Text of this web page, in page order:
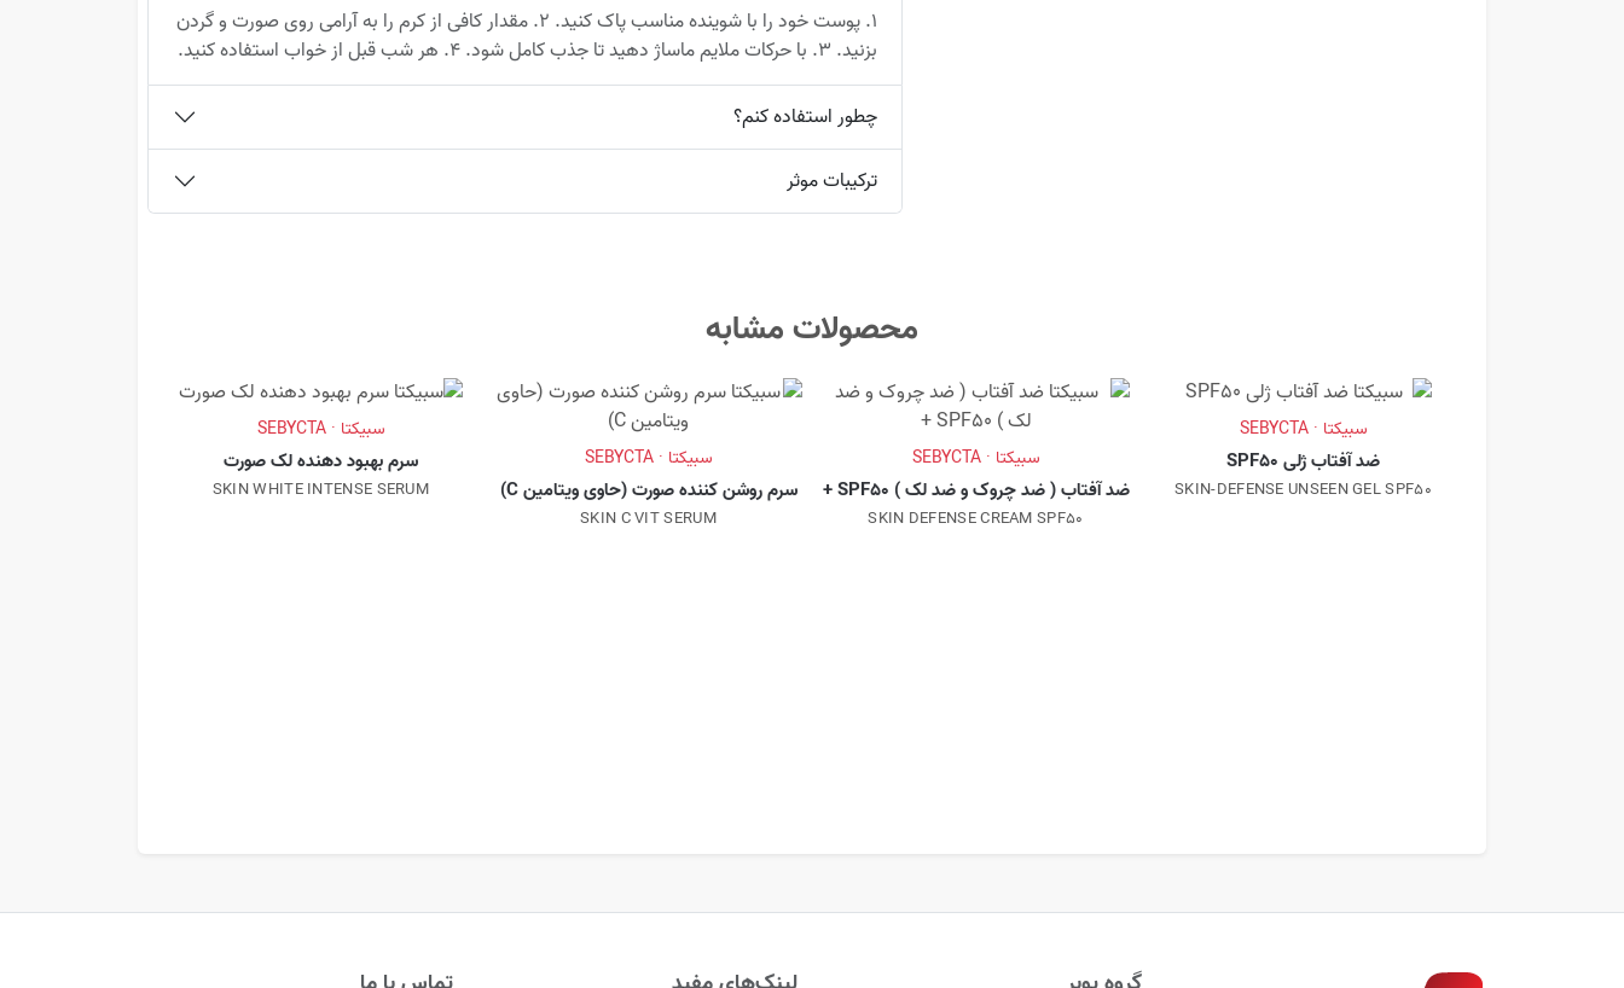
1. پوست خود را با شوینده مناسب پاک کنید. 2. مقدار کافی از کرم را به آرامی روی صورت و گردن
بزنید. 3. با حرکات ملایم ماساژ دهید تا جذب کامل شود. 4. هر شب قبل از خواب استفاده کنید.
چطور استفاده کنم؟
ترکیبات موثر
محصولات مشابه
سبیکتا · SEBYCTA
ضد آفتاب ژلی SPF50
SKIN-DEFENSE UNSEEN GEL SPF50
سبیکتا · SEBYCTA
ضد آفتاب ( ضد چروک و ضد لک ) SPF50 +
SKIN DEFENSE CREAM SPF50
سبیکتا · SEBYCTA
سرم روشن کننده صورت (حاوی ویتامین C)
SKIN C VIT SERUM
سبیکتا · SEBYCTA
سرم بهبود دهنده لک صورت
SKIN WHITE INTENSE SERUM